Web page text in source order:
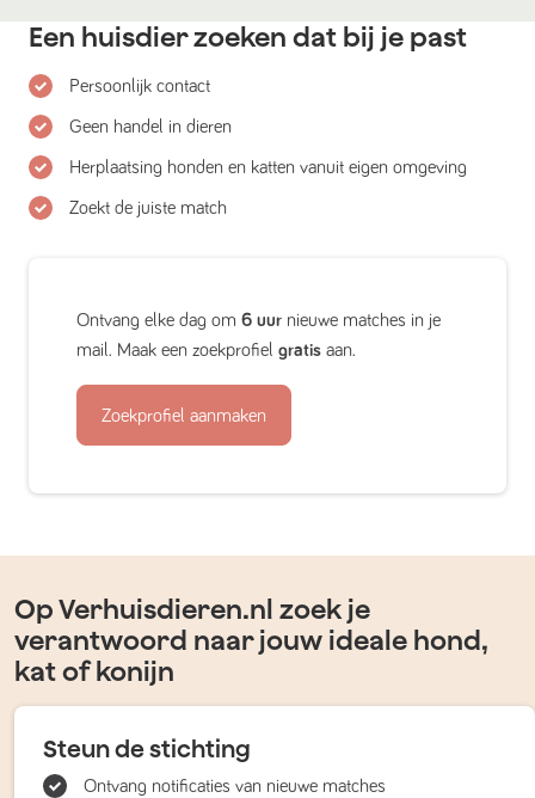
Een huisdier zoeken dat bij je past
Persoonlijk contact
Geen handel in dieren
Herplaatsing honden en katten vanuit eigen omgeving
Zoekt de juiste match
Ontvang elke dag om 6 uur nieuwe matches in je
mail. Maak een zoekprofiel gratis aan.
Zoekprofiel aanmaken
Op Verhuisdieren.nl zoek je
verantwoord naar jouw ideale hond,
kat of konijn
Steun de stichting
Ontvang notificaties van nieuwe matches